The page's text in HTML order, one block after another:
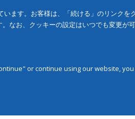
ます。お客様は、「続ける」のリンク
なお、クッキーの設定はいつでも変更が
or continue using our website,